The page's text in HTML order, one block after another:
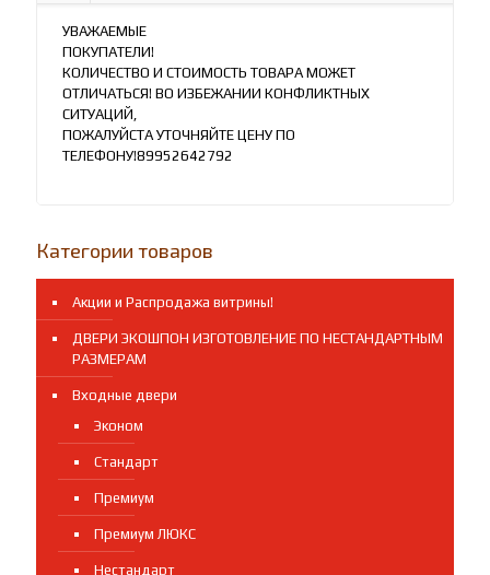
Фрезерованная
УВАЖАЕМЫЕ
ПОКУПАТЕЛИ!
КОЛИЧЕСТВО И СТОИМОСТЬ ТОВАРА МОЖЕТ
ОТЛИЧАТЬСЯ! ВО ИЗБЕЖАНИИ КОНФЛИКТНЫХ
СИТУАЦИЙ,
ПОЖАЛУЙСТА УТОЧНЯЙТЕ ЦЕНУ ПО
ТЕЛЕФОНУ!89952642792
Категории товаров
Акции и Распродажа витрины!
ДВЕРИ ЭКОШПОН ИЗГОТОВЛЕНИЕ ПО НЕСТАНДАРТНЫМ
РАЗМЕРАМ
Входные двери
Эконом
Стандарт
Премиум
Премиум ЛЮКС
Нестандарт